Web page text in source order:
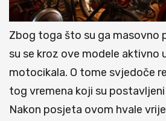
Zbog toga što su ga masovno
su se kroz ove modele aktivno
motocikala. O tome svjedoče
tog vremena koji su
Nakon posjeta ovom hvale